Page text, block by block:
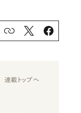
連載トップへ